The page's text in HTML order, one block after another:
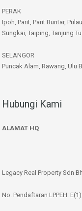
PERAK
Ipoh, Parit, Parit Buntar,
Sungkai, Taiping, Tanjung
SELANGOR
Puncak Alam, Rawang, Ulu
Hubungi Kami
ALAMAT HQ
Legacy Real Property Sdn
No. Pendaftaran LPPEH: